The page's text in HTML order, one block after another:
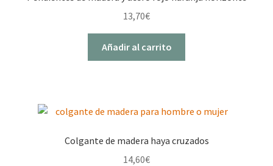
13,70€
Añadir al carrito
Colgante de madera haya cruzados
14,60€